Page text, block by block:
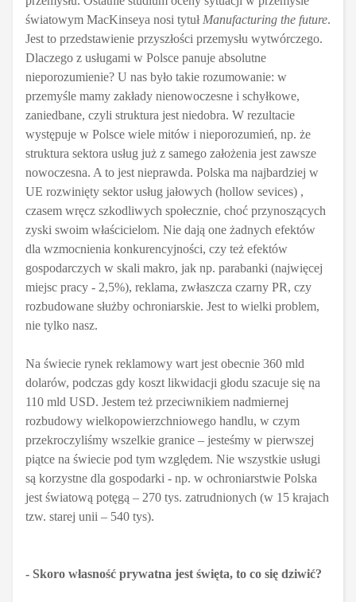
światowym MacKinseya nosi tytuł Manufacturing the future.
Jest to przedstawienie przyszłości przemysłu wytwórczego.
Dlaczego z usługami w Polsce panuje absolutne
nieporozumienie? U nas było takie rozumowanie: w
przemyśle mamy zakłady nienowoczesne i schyłkowe,
zaniedbane, czyli struktura jest niedobra. W rezultacie
występuje w Polsce wiele mitów i nieporozumień, np. że
struktura sektora usług już z samego założenia jest zawsze
nowoczesna. A to jest nieprawda. Polska ma najbardziej w
UE rozwinięty sektor usług jałowych (hollow sevices) ,
czasem wręcz szkodliwych społecznie, choć przynoszących
zyski swoim właścicielom. Nie dają one żadnych efektów
dla wzmocnienia konkurencyjności, czy też efektów
gospodarczych w skali makro, jak np. parabanki (najwięcej
miejsc pracy - 2,5%), reklama, zwłaszcza czarny PR, czy
rozbudowane służby ochroniarskie. Jest to wielki problem,
nie tylko nasz.
Na świecie rynek reklamowy wart jest obecnie 360 mld
dolarów, podczas gdy koszt likwidacji głodu szacuje się na
110 mld USD. Jestem też przeciwnikiem nadmiernej
rozbudowy wielkopowierzchniowego handlu, w czym
przekroczyliśmy wszelkie granice – jesteśmy w pierwszej
piątce na świecie pod tym względem. Nie wszystkie usługi
są korzystne dla gospodarki - np. w ochroniarstwie Polska
jest światową potęgą – 270 tys. zatrudnionych (w 15 krajach
tzw. starej unii – 540 tys).
- Skoro własność prywatna jest święta, to co się dziwić?